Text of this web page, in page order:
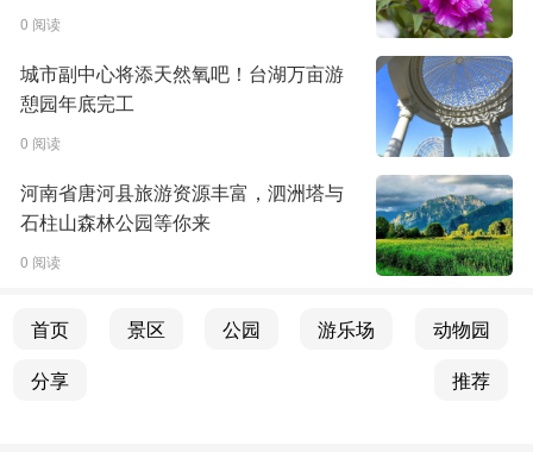
0 阅读
城市副中心将添天然氧吧！台湖万亩游
憩园年底完工
0 阅读
河南省唐河县旅游资源丰富，泗洲塔与
石柱山森林公园等你来
0 阅读
首页 景区 公园 游乐场
动物园
分享
推荐